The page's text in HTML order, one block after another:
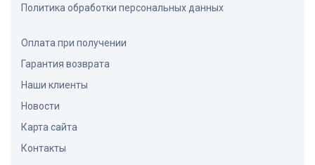
Политика обработки персональных данных
Оплата при получении
Гарантия возврата
Наши клиенты
Новости
Карта сайта
Контакты